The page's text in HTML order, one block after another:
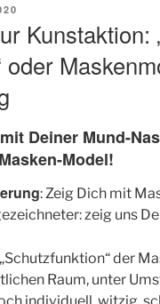
Kunstaktion:
oder
Deiner Mund-
Model!
: Zeig Dich mit
zeig uns
der
Raum, unter